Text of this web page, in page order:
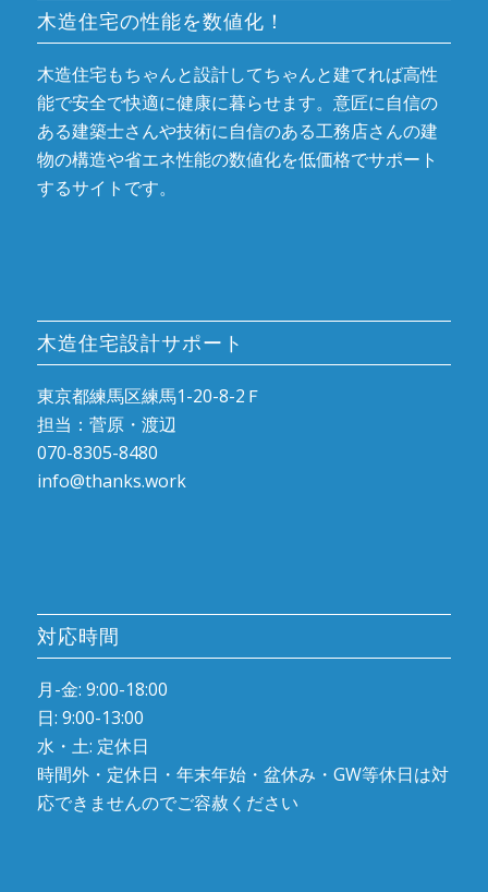
木造住宅の性能を数値化！
木造住宅もちゃんと設計してちゃんと建てれば高性
能で安全で快適に健康に暮らせます。意匠に自信の
ある建築士さんや技術に自信のある工務店さんの建
物の構造や省エネ性能の数値化を低価格でサポート
するサイトです。
木造住宅設計サポート
東京都練馬区練馬1-20-8-2Ｆ
担当：菅原・渡辺
070-8305-8480
info@thanks.work
対応時間
月-金: 9:00-18:00
日: 9:00-13:00
水・土: 定休日
時間外・定休日・年末年始・盆休み・GW等休日は対
応できませんのでご容赦ください